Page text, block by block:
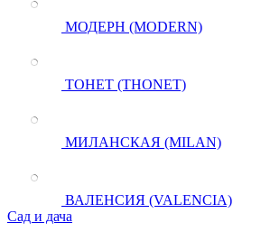
МОДЕРН (MODERN)
ТОНЕТ (THONET)
МИЛАНСКАЯ (MILAN)
ВАЛЕНСИЯ (VALENCIA)
Сад и дача